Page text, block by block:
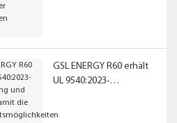
GSL ENERGY R60 erhält
UL 9540:2023-